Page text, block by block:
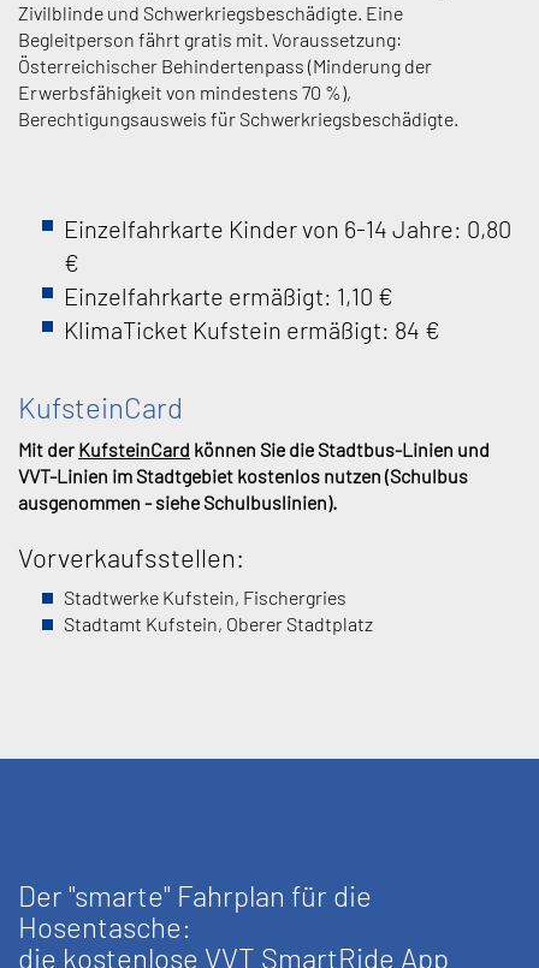
Zivilblinde und Schwerkriegsbeschädigte. Eine
Begleitperson fährt gratis mit. Voraussetzung:
Österreichischer Behindertenpass (Minderung der
Erwerbsfähigkeit von mindestens 70 %),
Berechtigungsausweis für Schwerkriegsbeschädigte.
Einzelfahrkarte Kinder von 6-14 Jahre: 0,80
€
Einzelfahrkarte ermäßigt: 1,10 €
KlimaTicket Kufstein ermäßigt: 84 €
KufsteinCard
Mit der KufsteinCard können Sie die Stadtbus-Linien und
VVT-Linien im Stadtgebiet kostenlos nutzen (Schulbus
ausgenommen - siehe Schulbuslinien).
Vorverkaufsstellen:
Stadtwerke Kufstein, Fischergries
Stadtamt Kufstein, Oberer Stadtplatz
Der "smarte" Fahrplan für die
Hosentasche:
die kostenlose VVT SmartRide App